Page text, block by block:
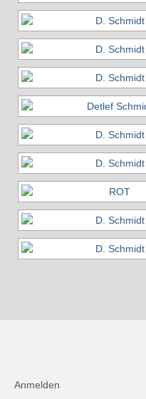
Aktivitäten
Veranstaltungen
Anmelden